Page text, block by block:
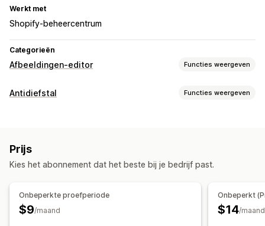
Werkt met
Shopify-beheercentrum
Categorieën
Afbeeldingen-editor Functies weergeven
Beeldoptimalisatie
Antidiefstal Functies weergeven
Prijs
Kies het abonnement dat het beste bij je bedrijf past.
Onbeperkte proefperiode
$9/maand
Onbeperkt
$14/maand